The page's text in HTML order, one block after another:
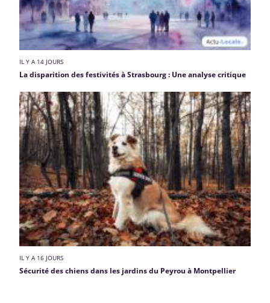
IL Y A 14 JOURS
La disparition des festivités à Strasbourg : Une analyse critique
IL Y A 16 JOURS
Sécurité des chiens dans les jardins du Peyrou à Montpellier